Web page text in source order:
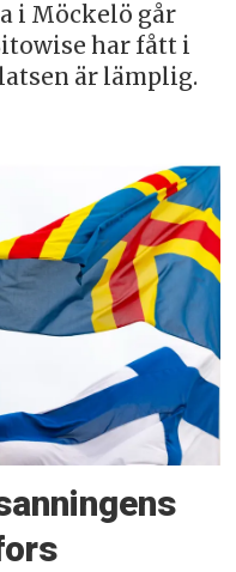
i Möckelö går
har fått i
är lämplig.